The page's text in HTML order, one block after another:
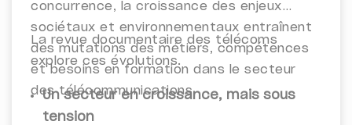
concurrence,
la croissance des enjeux
sociétaux et environnementaux entraînent
des mutations des métiers, compétences
et besoins en formation dans le secteur
des télécommunications.
La revue documentaire des télécoms
explore ces évolutions.
Un secteur en croissance, mais sous
tension